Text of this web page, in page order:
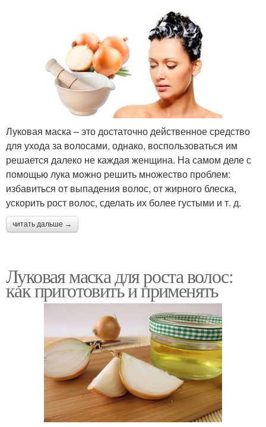
Луковая маска – это достаточно действенное средство
для ухода за волосами, однако, воспользоваться им
решается далеко не каждая женщина. На самом деле с
помощью лука можно решить множество проблем:
избавиться от выпадения волос, от жирного блеска,
ускорить рост волос, сделать их более густыми и т. д.
читать дальше →
Луковая маска для роста волос:
как приготовить и применять